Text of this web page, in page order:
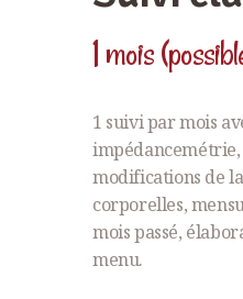
1 mois
1 suivi par mois
modifications de
corporelles,
mois passé,
menu.